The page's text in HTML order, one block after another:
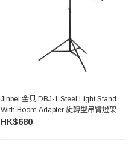
Jinbei 金貝 DBJ-1 Steel Light Stand
With Boom Adapter 旋轉型吊臂燈架
(150cm)
HK$680